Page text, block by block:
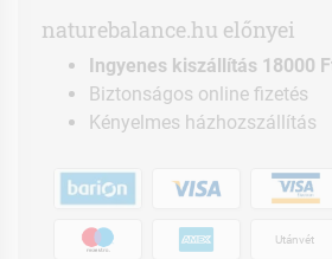
naturebalance.hu előnyei
Ingyenes kiszállítás 18000
Biztonságos online fizetés
Kényelmes házhozszállítás
Utánvét